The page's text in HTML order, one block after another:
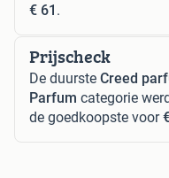
€ 61 .
Prijscheck
De duurste Creed
Parfum categorie
de goedkoopste voor